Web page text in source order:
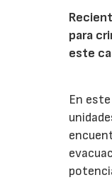
para
este
En